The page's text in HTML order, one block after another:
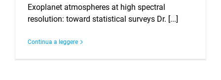
Exoplanet atmospheres at high spectral
resolution: toward statistical surveys Dr. [...]
Continua a leggere